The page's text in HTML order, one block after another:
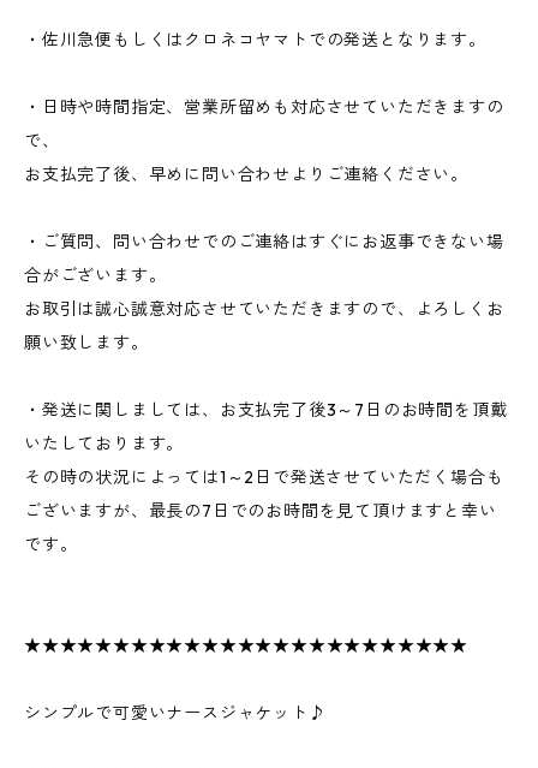
・佐川急便もしくはクロネコヤマトでの発送となります。
・日時や時間指定、営業所留めも対応させていただきますの
で、
お支払完了後、早めに問い合わせよりご連絡ください。
・ご質問、問い合わせでのご連絡はすぐにお返事できない場
合がございます。
お取引は誠心誠意対応させていただきますので、よろしくお
願い致します。
・発送に関しましては、お支払完了後3～7日のお時間を頂戴
いたしております。
その時の状況によっては1～2日で発送させていただく場合も
ございますが、最長の7日でのお時間を見て頂けますと幸い
です。
★★★★★★★★★★★★★★★★★★★★★★★★★
シンプルで可愛いナースジャケット♪